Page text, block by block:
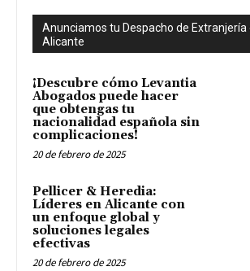
Anunciamos tu Despacho de Extranjería
Alicante
¡Descubre cómo Levantia
Abogados puede hacer
que obtengas tu
nacionalidad española sin
complicaciones!
20 de febrero de 2025
Pellicer & Heredia:
Líderes en Alicante con
un enfoque global y
soluciones legales
efectivas
20 de febrero de 2025